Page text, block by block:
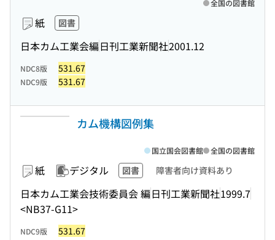
紙 図書
日本カム工業会編日刊工業新聞社2001.12
全国の図書館
NDC8版 531.67
NDC9版 531.67
カム機構図例集
紙 デジタル 図書 障害者向け資料あり
日本カム工業会技術委員会 編日刊工業新聞社1999.7
<NB37-G11>
国立国会図書館 全国の図書館
NDC9版 531.67